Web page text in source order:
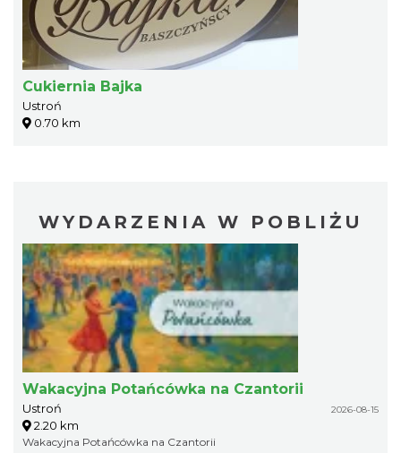
Cukiernia Bajka
Ustroń
0.70 km
WYDARZENIA W POBLIŻU
Wakacyjna Potańcówka na Czantorii
Ustroń 2026-08-15
2.20 km
Wakacyjna Potańcówka na Czantorii